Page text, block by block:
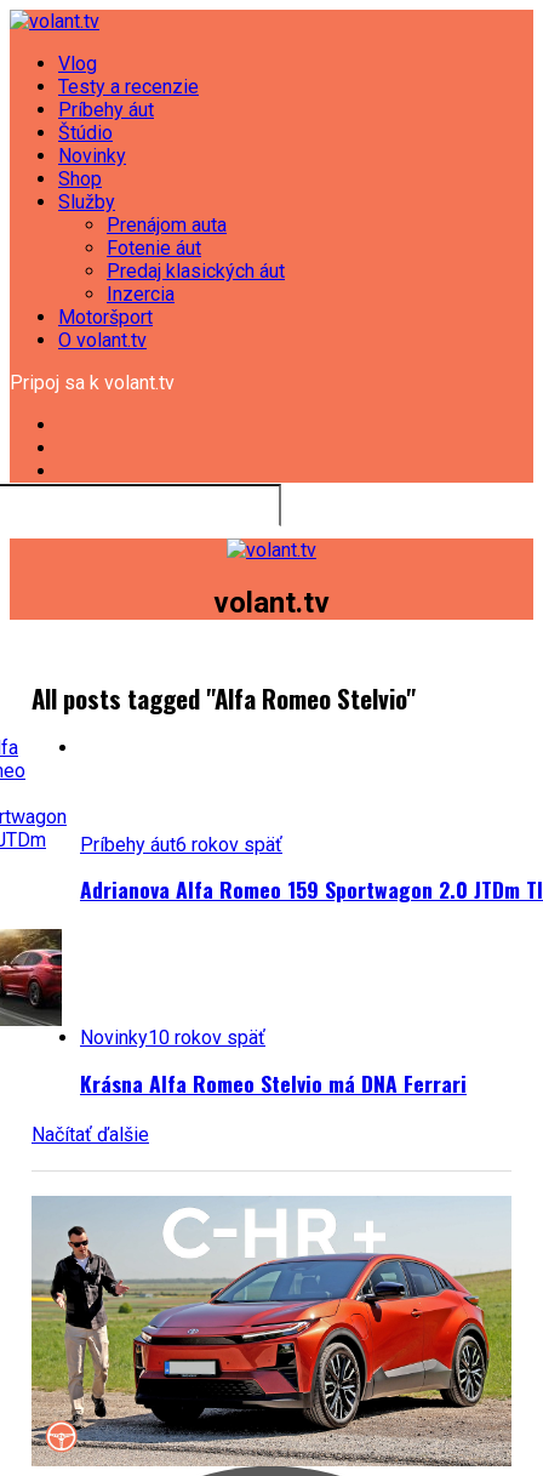
Vlog
Testy a recenzie
Príbehy áut
Štúdio
Novinky
Shop
Služby
Prenájom auta
Fotenie áut
Predaj klasických áut
Inzercia
Motoršport
O volant.tv
Pripoj sa k volant.tv
volant.tv
All posts tagged "Alfa Romeo Stelvio"
Príbehy áut6 rokov späť
Adrianova Alfa Romeo 159 Sportwagon 2.0 JTDm TI
Novinky10 rokov späť
Krásna Alfa Romeo Stelvio má DNA Ferrari
Načítať ďalšie